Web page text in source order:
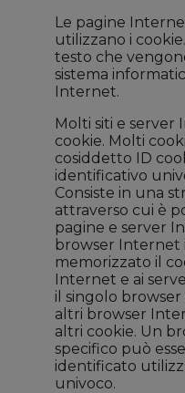
Le pagine
utilizzano i
testo che
sistema
Internet.
Molti siti e
cookie. Molti
cosiddetto ID
identificativo
Consiste in una
attraverso cui è
pagine e server
browser Internet
memorizzato il
Internet e ai
il singolo
altri browser
altri cookie. Un
specifico può
identificato
univoco.